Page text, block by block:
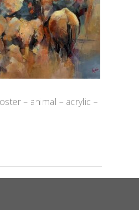
– animal – acrylic –